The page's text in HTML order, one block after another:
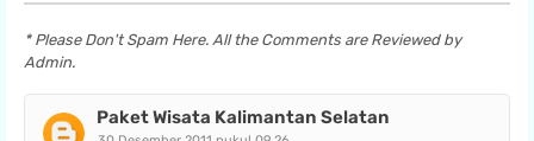
* Please Don't Spam Here. All the Comments are Reviewed by
Admin.
Paket Wisata Kalimantan Selatan